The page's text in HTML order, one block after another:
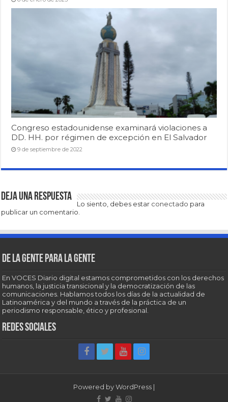
Congreso estadounidense examinará violaciones a
DD. HH. por régimen de excepción en El Salvador
9 de septiembre de 2022
Deja una respuesta
Lo siento, debes estar conectado para
publicar un comentario.
De la gente para la gente
En VOCES Diario digital estamos comprometidos con los derechos
humanos, la justicia transicional y la democratización de las
comunicaciones. Hablamos todos los días de la actualidad de
Latinoamérica y del mundo a través de la práctica de un
periodismo responsable, ético y profesional.
Redes sociales
Powered byWordPress |